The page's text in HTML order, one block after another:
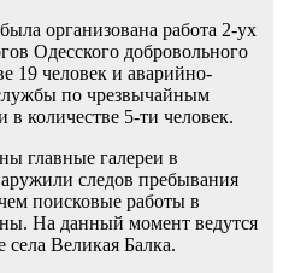
организована работа 2-ух
Одесского добровольного
19 человек и аварийно-
по чрезвычайным
в количестве 5-ти человек.
главные галереи в
следов пребывания
поисковые работы в
На данный момент ведутся
Великая Балка.